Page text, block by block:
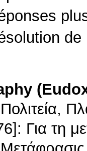
de
Για τη